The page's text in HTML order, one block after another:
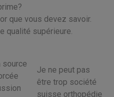
que vous devez savoir.
qualité supérieure.
source
Je ne peut pas
être trop société
suisse orthopédie